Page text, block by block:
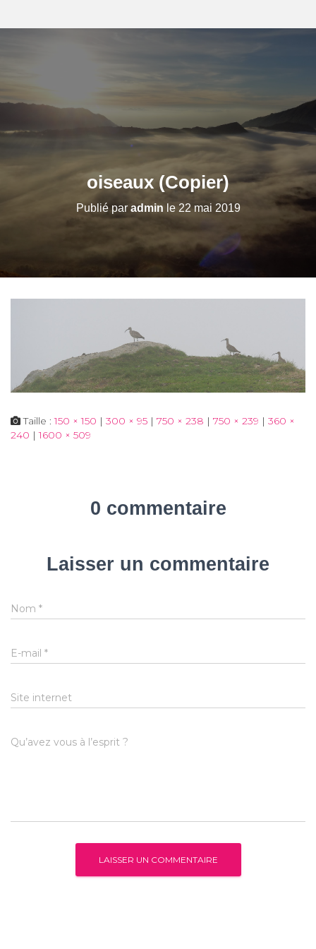
oiseaux (Copier)
Publié par admin le 22 mai 2019
Taille :150 × 150 | 300 × 95 | 750 × 238 | 750 × 239 | 360 ×
240 | 1600 × 509
0 commentaire
Laisser un commentaire
Nom *
E-mail *
Site internet
Qu’avez vous à l’esprit ?